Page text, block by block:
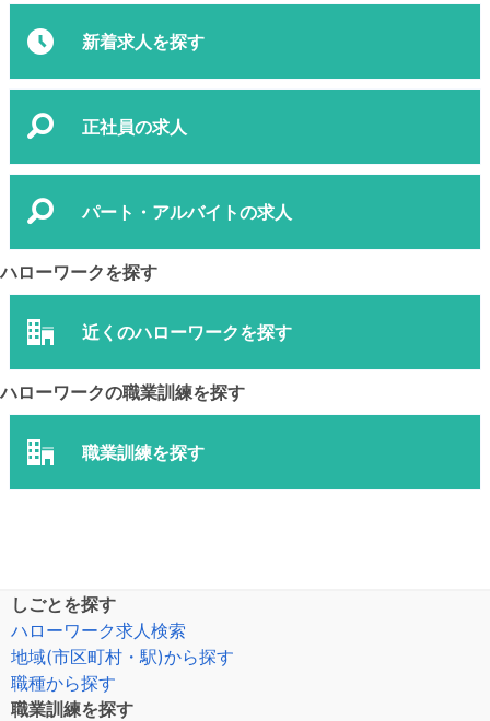
新着求人を探す
正社員の求人
パート・アルバイトの求人
ハローワークを探す
近くのハローワークを探す
ハローワークの職業訓練を探す
職業訓練を探す
しごとを探す
ハローワーク求人検索
地域(市区町村・駅)から探す
職種から探す
職業訓練を探す